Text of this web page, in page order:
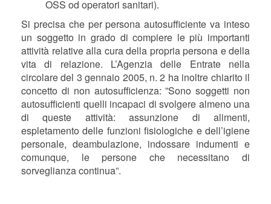
OSS od operatori sanitari).
Si precisa che per persona autosufficiente va inteso
un soggetto in grado di compiere le più importanti
attività relative alla cura della propria persona e della
vita di relazione. L’Agenzia delle Entrate nella
circolare del 3 gennaio 2005, n. 2 ha inoltre chiarito il
concetto di non autosufficienza:”Sono soggetti non
autosufficienti quelli incapaci di svolgere almeno una
di queste attività: assunzione di alimenti,
espletamento delle funzioni fisiologiche e dell’igiene
personale, deambulazione, indossare indumenti e
comunque, le persone che necessitano di
sorveglianza continua”.